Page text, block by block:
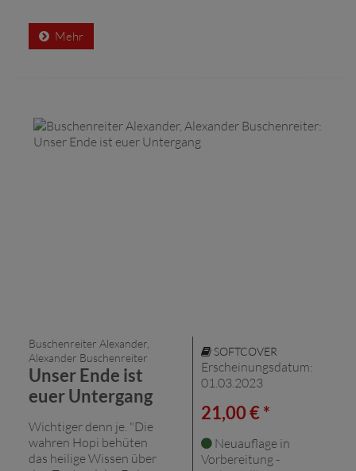
Mehr
Buschenreiter Alexander,
Alexander Buschenreiter
Unser Ende ist
euer Untergang
Wichtiger denn je. "Die
wahren Hopi behüten
das heilige Wissen über
SOFTCOVER
Erscheinungsdatum:
01.03.2023
21,00 € *
Neuauflage in
Vorbereitung -